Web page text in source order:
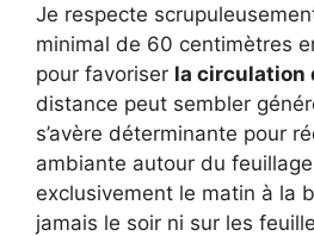
Je respecte
minimal de 60 centimètres
pour favoriser la circulation
distance peut sembler
s’avère déterminante pour
ambiante autour du
exclusivement le matin à la
jamais le soir ni sur les